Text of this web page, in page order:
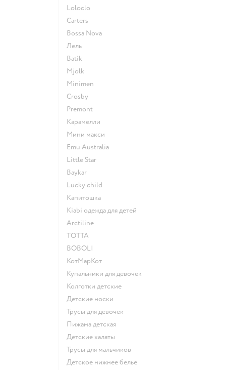
Loloclo
Сarters
Bossa Nova
Лель
Batik
Mjolk
Minimen
Crosby
Premont
Карамелли
Мини макси
Emu Australia
Little Star
Baykar
Lucky child
Капитошка
Kiabi одежда для детей
Arctiline
ТОТТА
BOBOLI
КотМарКот
Купальники для девочек
Колготки детские
Детские носки
Трусы для девочек
Пижама детская
Детские халаты
Трусы для мальчиков
Детское нижнее белье